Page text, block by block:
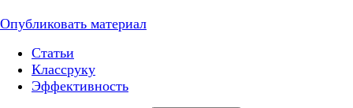
Опубликовать материал
Статьи
Классруку
Эффективность